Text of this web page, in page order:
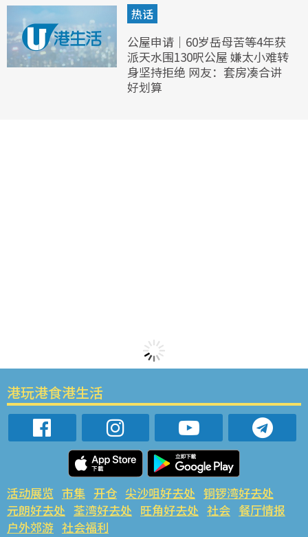
热话
公屋申请｜60岁岳母苦等4年获
派天水围130呎公屋 嫌太小难转
身坚持拒绝 网友：套房凑合讲
好划算
港玩港食港生活
活动展览 市集 开仓 尖沙咀好去处 铜锣湾好去处
元朗好去处 荃湾好去处 旺角好去处 社会 餐厅情报
户外郊游 社会福利